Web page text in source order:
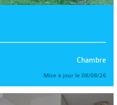
Chambre
Mise à jour le 08/08/26